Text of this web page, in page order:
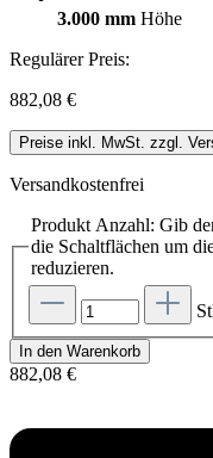
3.000 mm Höhe
Regulärer Preis:
882,08 €
Preise inkl. MwSt. zzgl.
Versandkostenfrei
Produkt Anzahl: Gib
die Schaltflächen um
reduzieren.
In den Warenkorb
882,08 €